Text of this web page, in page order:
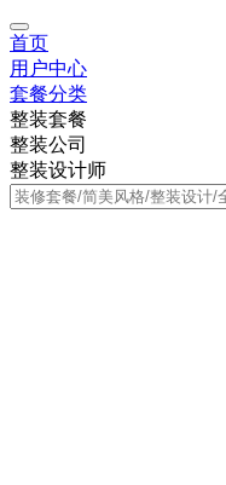
首页
用户中心
套餐分类
整装套餐
整装公司
整装设计师